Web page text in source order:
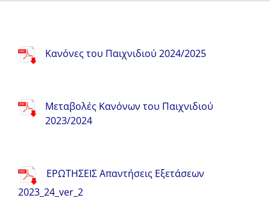
Κανόνες του Παιχνιδιού 2024/2025
Μεταβολές Κανόνων του Παιχνιδιού
2023/2024
ΕΡΩΤΗΣΕΙΣ Απαντήσεις Εξετάσεων
2023_24_ver_2